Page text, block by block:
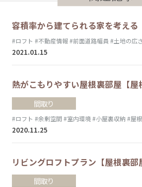
容積率から建てられる家を考え
#ロフト #不動産情報#前面道路幅員 #土地の広さ
2021.01.15
熱がこもりやすい屋根裏部屋【
間取り
#ロフト #余剰空間 #室内環境#小屋裏収納 #屋
2020.11.25
リビングロフトプラン【屋根裏
間取り